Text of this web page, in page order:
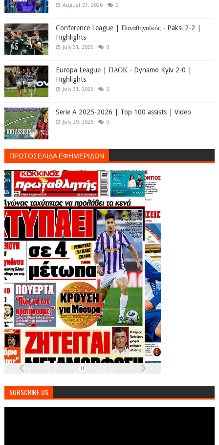
August 01, 2026 0
Conference League | Παναθηναϊκός - Paksi 2-2 |
Highlights
July 31, 2026 0
Europa League | ΠΑΟΚ - Dynamo Kyiv 2-0 |
Highlights
July 31, 2026 0
Serie A 2025-2026 | Top 100 assists | Video
July 29, 2026 0
ΠΡΩΤΟΣΕΛΙΔΑ ΕΦΗΜΕΡΙΔΩΝ
SUBSCRIBE US